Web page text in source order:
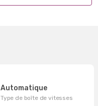
Automatique
Type de boîte de vitesses